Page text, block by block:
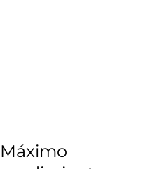
Máximo